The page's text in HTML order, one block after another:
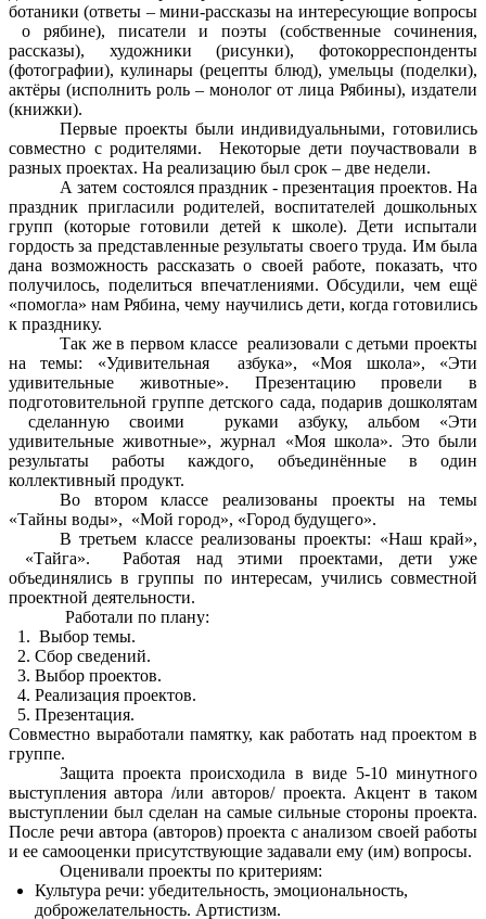
ботаники (ответы – мини-рассказы на интересующие вопросы
о рябине), писатели и поэты (собственные сочинения,
рассказы), художники (рисунки), фотокорреспонденты
(фотографии), кулинары (рецепты блюд), умельцы (поделки),
актёры (исполнить роль – монолог от лица Рябины), издатели
(книжки).
Первые проекты были индивидуальными, готовились
совместно с родителями. Некоторые дети поучаствовали в
разных проектах. На реализацию был срок – две недели.
А затем состоялся праздник - презентация проектов. На
праздник пригласили родителей, воспитателей дошкольных
групп (которые готовили детей к школе). Дети испытали
гордость за представленные результаты своего труда. Им была
дана возможность рассказать о своей работе, показать, что
получилось, поделиться впечатлениями. Обсудили, чем ещё
«помогла» нам Рябина, чему научились дети, когда готовились
к празднику.
Так же в первом классе реализовали с детьми проекты
на темы: «Удивительная азбука», «Моя школа», «Эти
удивительные животные». Презентацию провели в
подготовительной группе детского сада, подарив дошколятам
сделанную своими руками азбуку, альбом «Эти
удивительные животные», журнал «Моя школа». Это были
результаты работы каждого, объединённые в один
коллективный продукт.
Во втором классе реализованы проекты на темы
«Тайны воды», «Мой город», «Город будущего».
В третьем классе реализованы проекты: «Наш край»,
«Тайга». Работая над этими проектами, дети уже
объединялись в группы по интересам, учились совместной
проектной деятельности.
Работали по плану:
Выбор темы.
Сбор сведений.
Выбор проектов.
Реализация проектов.
Презентация.
Совместно выработали памятку, как работать над проектом в
группе.
Защита проекта происходила в виде 5-10 минутного
выступления автора /или авторов/ проекта. Акцент в таком
выступлении был сделан на самые сильные стороны проекта.
После речи автора (авторов) проекта с анализом своей работы
и ее самооценки присутствующие задавали ему (им) вопросы.
Оценивали проекты по критериям:
Культура речи: убедительность, эмоциональность,
доброжелательность. Артистизм.